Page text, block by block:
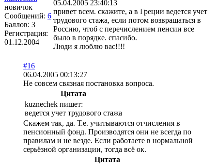
новичок
Сообщений: 6
Баллов: 3
Регистрация:
01.12.2004
05.04.2005 23:40:13
привет всем. скажите, а в Греции ведется учет
трудового стажа, если потом возвращаться в
Россию, чтоб с перечислением пенсии все
было в порядке. спасибо.
Люди я люблю вас!!!!
#16
06.04.2005 00:13:27
Не совсем связная постановка вопроса.
Цитата
kuznechek пишет:
ведется учет трудового стажа
Скажем так, да. Т.е. учитываются отчисления в
пенсионный фонд. Производятся они не всегда по
правилам и не везде. Если работаете в нормальной
серьёзной организации, тогда всё ок.
Цитата